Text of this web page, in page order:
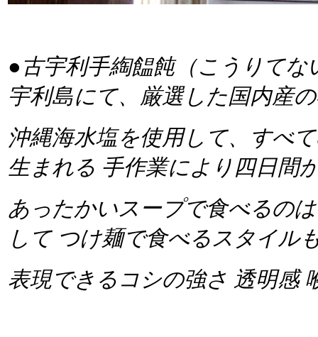
● 古宇利手綯饂飩（こうりて
宇利島にて、厳選した国内産
沖縄海水塩を使用して、すべ
生まれる 手作業により四日間
あったかいスープで食べるの
して つけ麺で食べるスタイル
表現できるコシの強さ 透明感